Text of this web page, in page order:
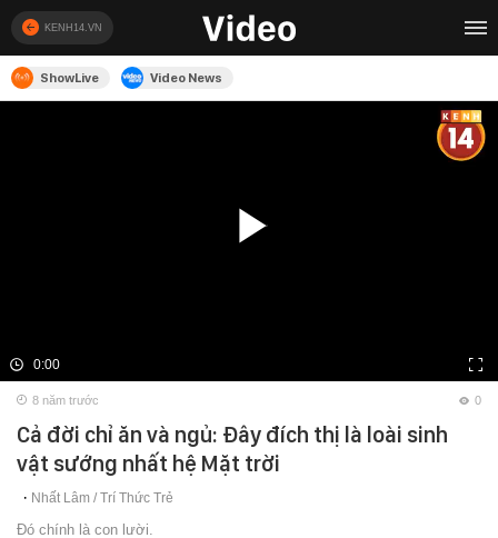
KENH14.VN
ShowLive Video News
0:00
8 năm trước 0
Cả đời chỉ ăn và ngủ: Đây đích thị là loài sinh
vật sướng nhất hệ Mặt trời
Nhất Lâm / Trí Thức Trẻ
Đó chính là con lười.